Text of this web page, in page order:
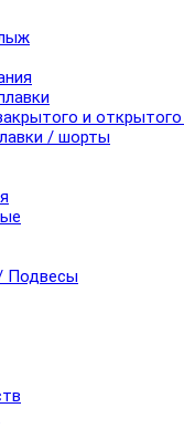
и
/ шорты
Подвесы